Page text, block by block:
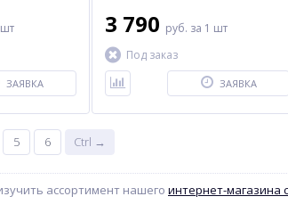
ЗАЯВКА
3 790 руб. за 1 шт
Под заказ
ЗАЯВКА
5 6 Ctrl →
ассортимент нашего интернет-магазина